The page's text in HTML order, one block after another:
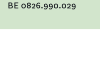
BE 0826.990.029